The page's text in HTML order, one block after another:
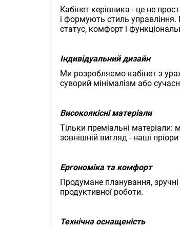
Кабінет керівника - це не
і формують стиль
статус, комфорт і
Індивідуальний дизайн
Ми розробляємо кабінет з
суворий мінімалізм або
Високоякісні матеріали
Тільки преміальні матеріали:
зовнішній вигляд - наші
Ергономіка та комфорт
Продумане планування,
продуктивної роботи.
Технічна оснащеність